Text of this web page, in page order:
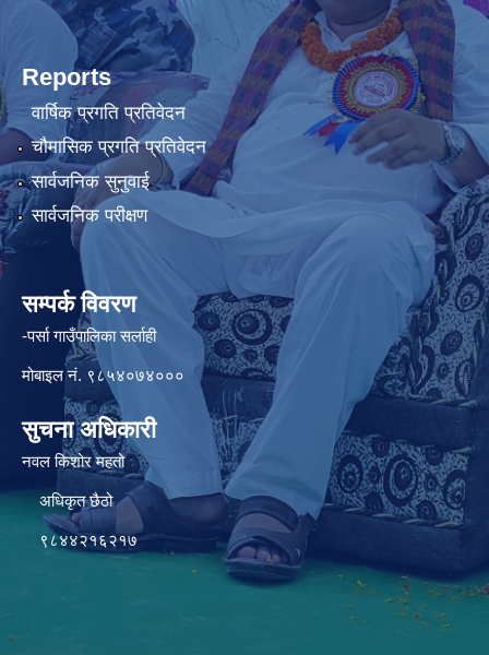
Reports
वार्षिक प्रगति प्रतिवेदन
चौमासिक प्रगति प्रतिवेदन
सार्वजनिक सुनुवाई
सार्वजनिक परीक्षण
सम्पर्क विवरण
-पर्सा गाउँपालिका सर्लाही
मोबाइल नं. ९८५४०७४०००
सुचना अधिकारी
नवल किशोर महतो
अधिकृत छैठो
९८४४२१६२१७